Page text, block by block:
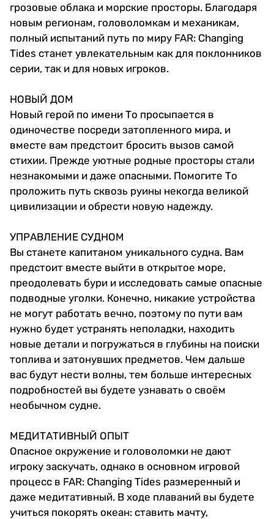
грозовые облака и морские просторы. Благодаря
новым регионам, головоломкам и механикам,
полный испытаний путь по миру FAR: Changing
Tides станет увлекательным как для поклонников
серии, так и для новых игроков.
НОВЫЙ ДОМ
Новый герой по имени То просыпается в
одиночестве посреди затопленного мира, и
вместе вам предстоит бросить вызов самой
стихии. Прежде уютные родные просторы стали
незнакомыми и даже опасными. Помогите То
проложить путь сквозь руины некогда великой
цивилизации и обрести новую надежду.
УПРАВЛЕНИЕ СУДНОМ
Вы станете капитаном уникального судна. Вам
предстоит вместе выйти в открытое море,
преодолевать бури и исследовать самые опасные
подводные уголки. Конечно, никакие устройства
не могут работать вечно, поэтому по пути вам
нужно будет устранять неполадки, находить
новые детали и погружаться в глубины на поиски
топлива и затонувших предметов. Чем дальше
вас будут нести волны, тем больше интересных
подробностей вы будете узнавать о своём
необычном судне.
МЕДИТАТИВНЫЙ ОПЫТ
Опасное окружение и головоломки не дают
игроку заскучать, однако в основном игровой
процесс в FAR: Changing Tides размеренный и
даже медитативный. В ходе плаваний вы будете
учиться покорять океан: ставить мачту,